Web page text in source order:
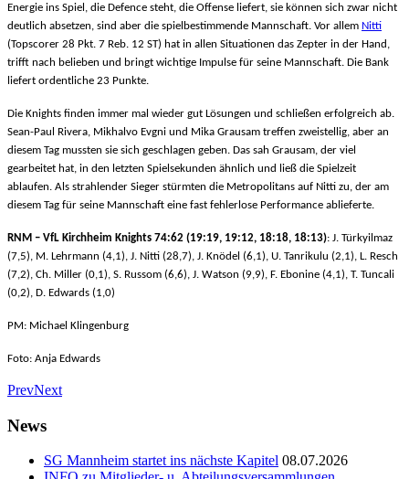
Energie ins Spiel, die Defence steht, die Offense liefert, sie können sich zwar nicht
deutlich absetzen, sind aber die spielbestimmende Mannschaft. Vor allem Nitti
(Topscorer 28 Pkt. 7 Reb. 12 ST) hat in allen Situationen das Zepter in der Hand,
trifft nach belieben und bringt wichtige Impulse für seine Mannschaft. Die Bank
liefert ordentliche 23 Punkte.
Die Knights finden immer mal wieder gut Lösungen und schließen erfolgreich ab.
Sean-Paul Rivera, Mikhalvo Evgni und Mika Grausam treffen zweistellig, aber an
diesem Tag mussten sie sich geschlagen geben. Das sah Grausam, der viel
gearbeitet hat, in den letzten Spielsekunden ähnlich und ließ die Spielzeit
ablaufen. Als strahlender Sieger stürmten die Metropolitans auf Nitti zu, der am
diesem Tag für seine Mannschaft eine fast fehlerlose Performance ablieferte.
RNM – VfL Kirchheim Knights 74:62 (19:19, 19:12, 18:18, 18:13): J. Türkyilmaz
(7,5), M. Lehrmann (4,1), J. Nitti (28,7), J. Knödel (6,1), U. Tanrikulu (2,1), L. Resch
(7,2), Ch. Miller (0,1), S. Russom (6,6), J. Watson (9,9), F. Ebonine (4,1), T. Tuncali
(0,2), D. Edwards (1,0)
PM: Michael Klingenburg
Foto: Anja Edwards
PrevNext
News
SG Mannheim startet ins nächste Kapitel 08.07.2026